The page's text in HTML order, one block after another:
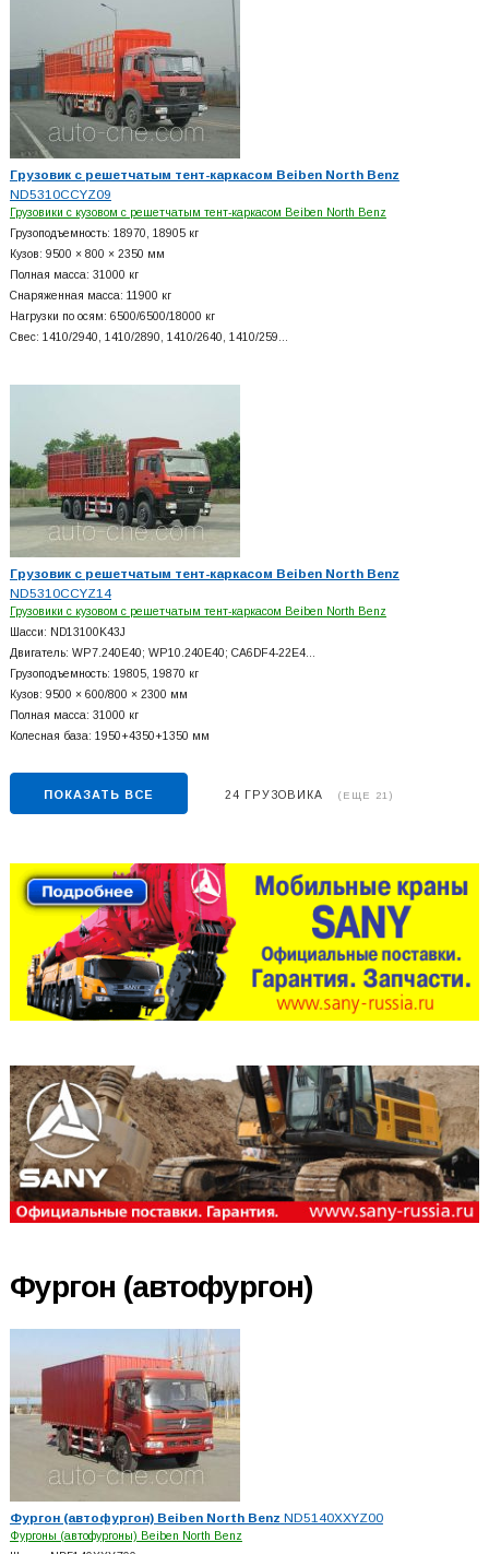
Грузовик с решетчатым тент-каркасом Beiben North Benz
ND5310CCYZ09
Грузовики с кузовом с решетчатым тент-каркасом Beiben North Benz
Грузоподъемность: 18970, 18905 кг
Кузов: 9500 × 800 × 2350 мм
Полная масса: 31000 кг
Снаряженная масса: 11900 кг
Нагрузки по осям: 6500/6500/18000 кг
Свес: 1410/2940, 1410/2890, 1410/2640, 1410/259…
Грузовик с решетчатым тент-каркасом Beiben North Benz
ND5310CCYZ14
Грузовики с кузовом с решетчатым тент-каркасом Beiben North Benz
Шасси: ND13100K43J
Двигатель: WP7.240E40; WP10.240E40; CA6DF4-22E4…
Грузоподъемность: 19805, 19870 кг
Кузов: 9500 × 600/800 × 2300 мм
Полная масса: 31000 кг
Колесная база: 1950+4350+1350 мм
ПОКАЗАТЬ ВСЕ 24 ГРУЗОВИКА (ЕЩЕ 21)
Фургон (автофургон)
Фургон (автофургон) Beiben North Benz ND5140XXYZ00
Фургоны (автофургоны) Beiben North Benz